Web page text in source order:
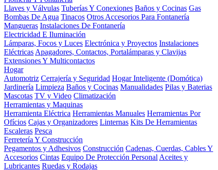
Llaves y Válvulas Tuberías Y Conexiones Baños y Cocinas Gas
Bombas De Agua Tinacos Otros Accesorios Para Fontanería
Mangueras Instalaciones De Fontanería
Electricidad E Iluminación
Lámparas, Focos y Luces Electrónica y Proyectos Instalaciones
Eléctricas Apagadores, Contactos, Portalámparas y Clavijas
Extensiones Y Multicontactos
Hogar
Automotriz Cerrajería y Seguridad Hogar Inteligente (Domótica)
Jardinería Limpieza Baños y Cocinas Manualidades Pilas y Baterias
Mascotas TV y Video Climatización
Herramientas y Maquinas
Herramienta Eléctrica Herramientas Manuales Herramientas Por
Ofícios Cajas y Organizadores Linternas Kits De Herramientas
Escaleras Pesca
Ferretería Y Construcción
Pegamentos y Adhesivos Construcción Cadenas, Cuerdas, Cables Y
Accesorios Cintas Equipo De Protección Personal Aceites y
Lubricantes Ruedas y Rodajas